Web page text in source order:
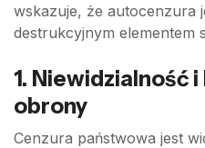
wskazuje, że autocenzura
destrukcyjnym elementem
1. Niewidzialność
obrony
Cenzura państwowa jest